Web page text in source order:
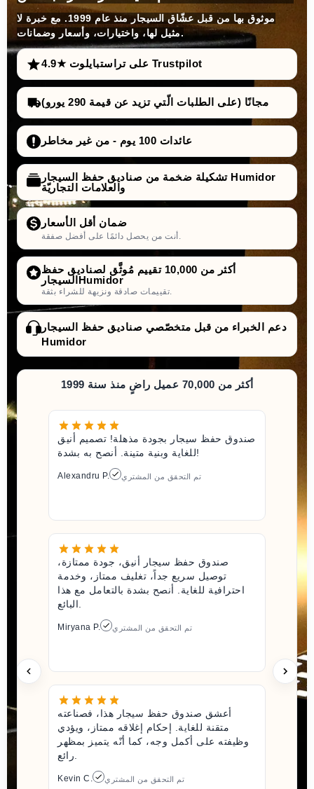
موثوق بها من قبل عشّاق السيجار منذ عام 1999. مع خبرة لا
مثيل لها، واختيارات، وأسعار وضمانات.
4.9★ على تراستبايلوت Trustpilot
مجانًا (على الطلبات الّتي تزيد عن قيمة 290 يورو)
عائدات 100 يوم - من غير مخاطر
تشكيلة ضخمة من صناديق حفظ السيجار Humidor
والعلامات التجاريّة
ضمان أقل الأسعار
أنت من يحصل دائمًا على أفضل صفقة.
أكثر من 10,000 تقييم مُوثَّق لصناديق حفظ
السيجارHumidor
تقييمات صادقة ونزيهة للشراء بثقة.
دعم الخبراء من قبل متخصّصي صناديق حفظ السيجار
Humidor
أكثر من 70,000 عميل راضٍ منذ سنة 1999
صندوق حفظ سيجار بجودة مذهلة! تصميم أنيق
للغاية وبنية متينة. أنصح به بشدة!
Alexandru P. تم التحقق من المشتري
صندوق حفظ سيجار أنيق، جودة ممتازة،
توصيل سريع جداً، تغليف ممتاز، وخدمة
احترافية للغاية. أنصح بشدة بالتعامل مع هذا
البائع.
Miryana P. تم التحقق من المشتري
أعشق صندوق حفظ سيجار هذا، فصناعته
متقنة للغاية. إحكام إغلاقه ممتاز، ويؤدي
وظيفته على أكمل وجه، كما أنّه يتميز بمظهر
رائع.
Kevin C. تم التحقق من المشتري